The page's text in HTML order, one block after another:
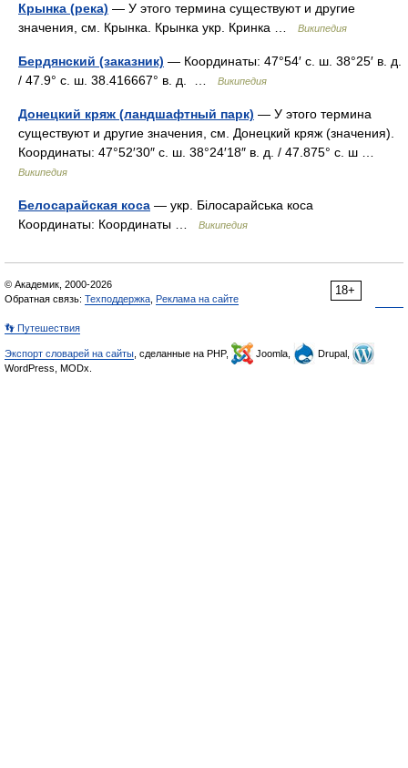
Крынка (река) — У этого термина существуют и другие
значения, см. Крынка. Крынка укр. Кринка …
Википедия
Бердянский (заказник) — Координаты: 47°54′ с. ш. 38°25′ в. д.
/ 47.9° с. ш. 38.416667° в. д. …
Википедия
Донецкий кряж (ландшафтный парк) — У этого термина
существуют и другие значения, см. Донецкий кряж (значения).
Координаты: 47°52′30″ с. ш. 38°24′18″ в. д. / 47.875° с. ш …
Википедия
Белосарайская коса — укр. Білосарайська коса
Координаты: Координаты …
Википедия
18+
© Академик, 2000-2026
Обратная связь: Техподдержка Реклама на сайте
👣 Путешествия
Экспорт словарей на сайты , сделанные на PHP, Joomla,
Drupal,
WordPress, MODx.